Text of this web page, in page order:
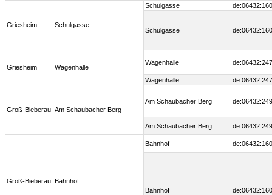
Griesheim Schulgasse
Schulgasse
Schulgasse
Griesheim Wagenhalle
Wagenhalle
Wagenhalle
Groß-Bieberau Am Schaubacher Berg
Am Schaubacher Berg
Am Schaubacher Berg
Groß-Bieberau Bahnhof
Bahnhof
Bahnhof